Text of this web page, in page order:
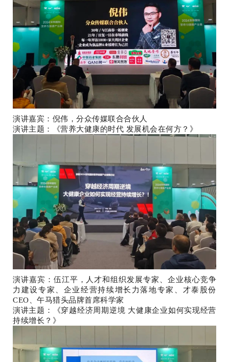
演讲嘉宾：倪伟，分众传媒联合合伙人
演讲主题：《营养大健康的时代 发展机会在何方？》
演讲嘉宾：伍江平，人才和组织发展专家、企业核心竞争
力建设专家、企业经营持续增长力落地专家、才泰股份
CEO、午马猎头品牌首席科学家
演讲主题：《穿越经济周期逆境 大健康企业如何实现经营
持续增长？》